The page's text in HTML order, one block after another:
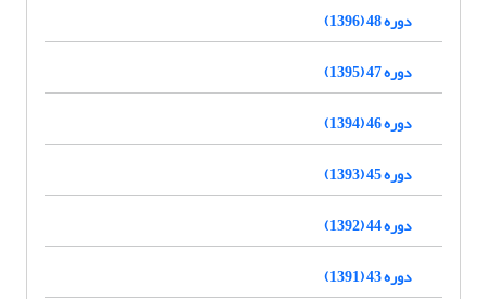
دوره 48 (1396)
دوره 47 (1395)
دوره 46 (1394)
دوره 45 (1393)
دوره 44 (1392)
دوره 43 (1391)